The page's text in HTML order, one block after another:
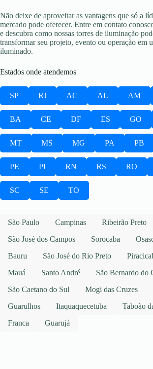
Não deixe de aproveitar as vantagens que só a
mercado pode oferecer. Entre em contato
e descubra como nossas torres de iluminação
transformar seu projeto, evento ou operação em
iluminado.
Estados onde atendemos
SP RJ AC AL AM
BA CE DF ES GO
MT MS MG PA PB
PE PI RN RS RO
SC SE TO
São Paulo Campinas Ribeirão Preto
São José dos Campos
Sorocaba
Bauru
São José do Rio Preto
Mauá
Santo André
São Bernardo do
São Caetano do Sul
Mogi das Cruzes
Guarulhos
Itaquaquecetuba
Taboão
Franca
Guarujá